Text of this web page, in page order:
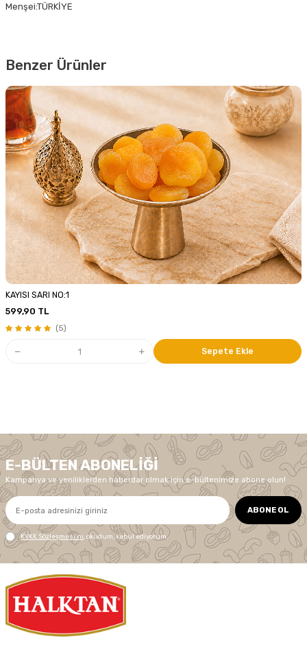
Menşei:TÜRKİYE
Benzer Ürünler
KAYISI SARI NO:1
599,90 TL
(5)
Sepete Ekle
E-BÜLTEN ABONELIĞI
Kampanya ve yeniliklerden haberdar olmak için e-bültenimize abone olun!
ABONE OL
KVKK Sözleşmesi'ni , okudum, kabul ediyorum.